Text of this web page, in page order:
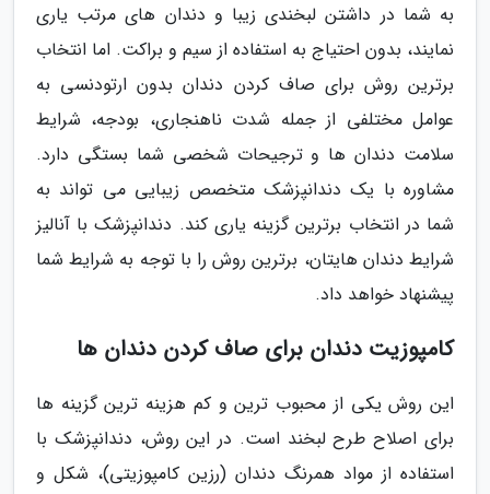
به شما در داشتن لبخندی زیبا و دندان های مرتب یاری
نمایند، بدون احتیاج به استفاده از سیم و براکت. اما انتخاب
برترین روش برای صاف کردن دندان بدون ارتودنسی به
عوامل مختلفی از جمله شدت ناهنجاری، بودجه، شرایط
سلامت دندان ها و ترجیحات شخصی شما بستگی دارد.
مشاوره با یک دندانپزشک متخصص زیبایی می تواند به
شما در انتخاب برترین گزینه یاری کند. دندانپزشک با آنالیز
شرایط دندان هایتان، برترین روش را با توجه به شرایط شما
پیشنهاد خواهد داد.
کامپوزیت دندان برای صاف کردن دندان ها
این روش یکی از محبوب ترین و کم هزینه ترین گزینه ها
برای اصلاح طرح لبخند است. در این روش، دندانپزشک با
استفاده از مواد همرنگ دندان (رزین کامپوزیتی)، شکل و